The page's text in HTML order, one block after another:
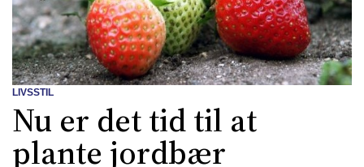
LIVSSTIL
Nu er det tid til at
plante jordbær